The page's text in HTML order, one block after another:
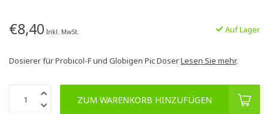
€8,40 Inkl. MwSt. Auf Lager
Dosierer für Probicol-F und Globigen Pic DoserLesen Sie mehr.
ZUM WARENKORB HINZUFÜGEN